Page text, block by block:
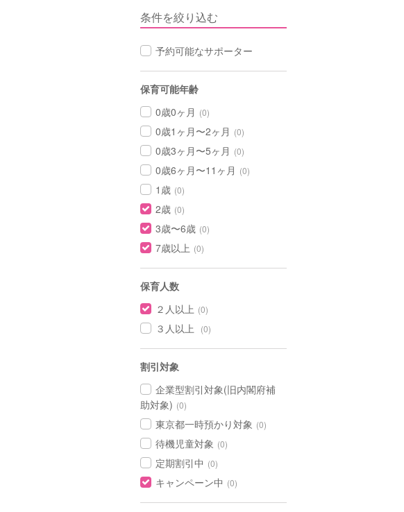
条件を絞り込む
予約可能なサポーター
保育可能年齢
0歳0ヶ月 (0)
0歳1ヶ月〜2ヶ月 (0)
0歳3ヶ月〜5ヶ月 (0)
0歳6ヶ月〜11ヶ月 (0)
1歳 (0)
2歳 (0)
3歳〜6歳 (0)
7歳以上 (0)
保育人数
２人以上 (0)
３人以上 (0)
割引対象
企業型割引対象(旧内閣府補
助対象) (0)
東京都一時預かり対象 (0)
待機児童対象 (0)
定期割引中 (0)
キャンペーン中 (0)